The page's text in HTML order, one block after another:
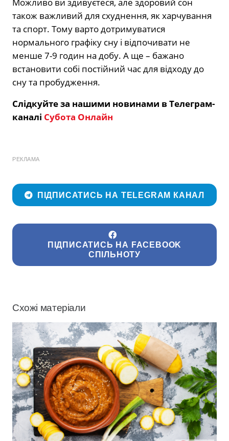
також важливий для схуднення, як харчування
та спорт. Тому варто дотримуватися
нормального графіку сну і відпочивати не
менше 7-9 годин на добу. А ще – бажано
встановити собі постійний час для відходу до
сну та пробудження.
Слідкуйте за нашими новинами в Телеграм-
каналі Субота Онлайн
РЕКЛАМА
ПІДПИСАТИСЬ НА TELEGRAM КАНАЛ
ПІДПИСАТИСЬ НА FACEBOOK
СПІЛЬНОТУ
Схожі матеріали